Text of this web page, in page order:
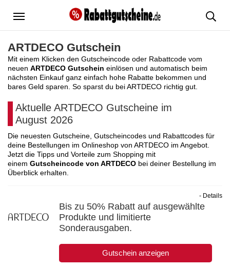
Menü
ARTDECO Gutschein
Mit einem Klicken den Gutscheincode oder Rabattcode vom
neuen ARTDECO Gutschein einlösen und automatisch beim
nächsten Einkauf ganz einfach hohe Rabatte bekommen und
bares Geld sparen. So sparst du bei ARTDECO richtig gut.
Aktuelle ARTDECO Gutscheine im
August 2026
Die neuesten Gutscheine, Gutscheincodes und Rabattcodes für
deine Bestellungen im Onlineshop von ARTDECO im Angebot.
Jetzt die Tipps und Vorteile zum Shopping mit
einem Gutscheincode von ARTDECO bei deiner Bestellung im
Überblick erhalten.
Bis zu 50% Rabatt auf ausgewählte
Produkte und limitierte
Sonderausgaben.
Gutschein anzeigen
- Details